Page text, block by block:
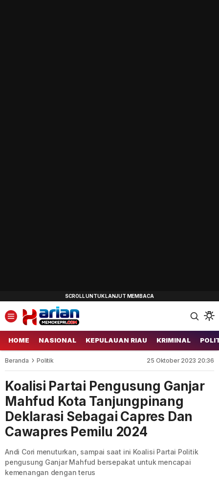
HOME NASIONAL KEPULAUAN RIAU KRIMINAL
Beranda Politik 25 Oktober 2023 20:36
Koalisi Partai Pengusung Ganjar
Mahfud Kota Tanjungpinang
Deklarasi Sebagai Capres Dan
Cawapres Pemilu 2024
Andi Cori menuturkan, sampai saat ini Koalisi Partai Politik
pengusung Ganjar Mahfud bersepakat untuk mencapai
kemenangan dengan terus